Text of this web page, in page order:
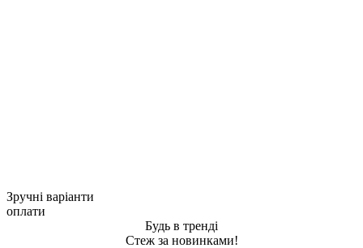
Зручні варіанти
оплати
Будь в тренді
Стеж за новинками!